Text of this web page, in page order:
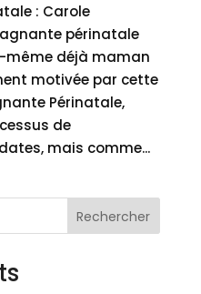
: Carole
périnatale
même déjà maman
motivée par cette
Périnatale,
de
mais comme...
Rechercher